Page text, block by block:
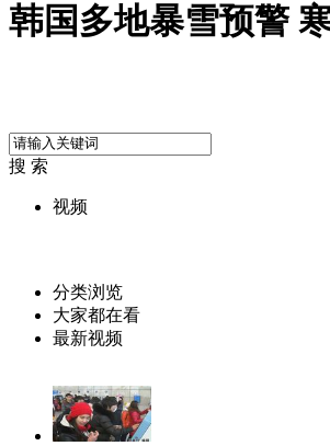
韩国多地暴雪预警
搜 索
视频
分类浏览
大家都在看
最新视频